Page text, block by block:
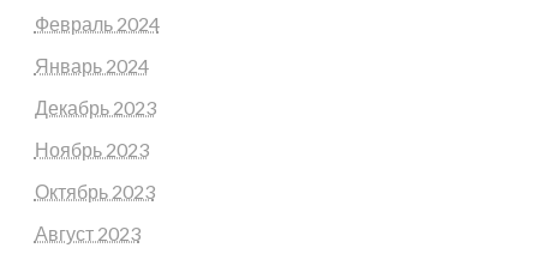
Февраль 2024
Январь 2024
Декабрь 2023
Ноябрь 2023
Октябрь 2023
Август 2023